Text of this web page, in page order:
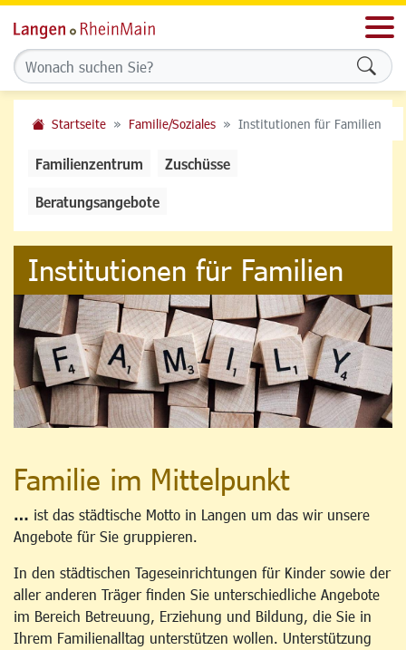
Startseite Familie/Soziales Institutionen für Familien
Familienzentrum Zuschüsse
Beratungsangebote
Institutionen für Familien
Familie im Mittelpunkt
… ist das städtische Motto in Langen um das wir unsere
Angebote für Sie gruppieren.
In den städtischen Tageseinrichtungen für Kinder sowie der
aller anderen Träger finden Sie unterschiedliche Angebote
im Bereich Betreuung, Erziehung und Bildung, die Sie in
Ihrem Familienalltag unterstützen wollen. Unterstützung